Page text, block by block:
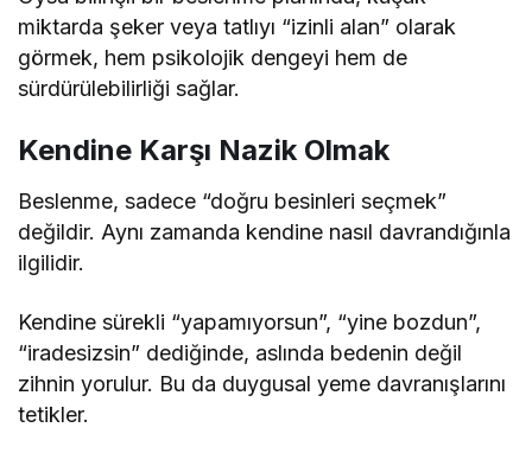
miktarda şeker veya tatlıyı “izinli alan” olarak
görmek, hem psikolojik dengeyi hem de
sürdürülebilirliği sağlar.
Kendine Karşı Nazik Olmak
Beslenme, sadece “doğru besinleri seçmek”
değildir. Aynı zamanda kendine nasıl davrandığınla
ilgilidir.
Kendine sürekli “yapamıyorsun”, “yine bozdun”,
“iradesizsin” dediğinde, aslında bedenin değil
zihnin yorulur. Bu da duygusal yeme davranışlarını
tetikler.